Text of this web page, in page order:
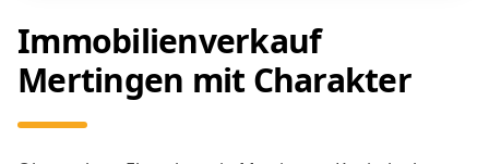
Immobilienverkauf
Mertingen mit Charakter